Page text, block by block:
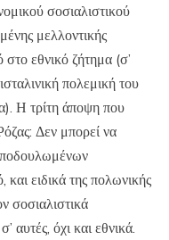
σοσιαλιστικού
μελλοντικής
στο εθνικό ζήτημα (σ’
πολεμική του
Η τρίτη άποψη που
Δεν μπορεί να
ειδικά της πολωνικής
σοσιαλιστικά
αυτές, όχι και εθνικά.